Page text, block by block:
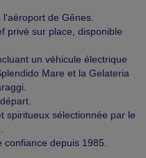
de Gênes.
privé sur place, disponible
un véhicule électrique
Mare et la Gelateria
spiritueux sélectionnée par le
depuis 1985.